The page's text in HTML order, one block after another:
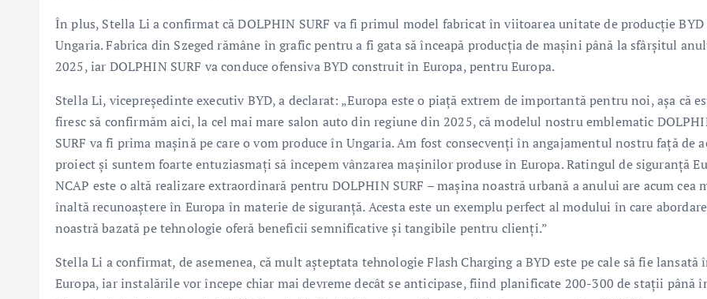
În plus, Stella Li a confirmat că DOLPHIN SURF va fi primul model fabricat în viitoarea unitate de producție
Ungaria. Fabrica din Szeged rămâne în grafic pentru a fi gata să înceapă producția de mașini până la sfârșitul
2025, iar DOLPHIN SURF va conduce ofensiva BYD construit în Europa, pentru Europa.
Stella Li, vicepreședinte executiv BYD, a declarat: „Europa este o piață extrem de importantă pentru noi, așa că
firesc să confirmăm aici, la cel mai mare salon auto din regiune din 2025, că modelul nostru emblematic
SURF va fi prima mașină pe care o vom produce în Ungaria. Am fost consecvenți în angajamentul nostru față de
proiect și suntem foarte entuziasmați să începem vânzarea mașinilor produse în Europa. Ratingul de siguranță
NCAP este o altă realizare extraordinară pentru DOLPHIN SURF – mașina noastră urbană a anului are acum cea
înaltă recunoaștere în Europa în materie de siguranță. Acesta este un exemplu perfect al modului în care
noastră bazată pe tehnologie oferă beneficii semnificative și tangibile pentru clienți.”
Stella Li a confirmat, de asemenea, că mult așteptata tehnologie Flash Charging a BYD este pe cale să fie lansată
Europa, iar instalările vor începe chiar mai devreme decât se anticipase, fiind planificate 200-300 de stații până